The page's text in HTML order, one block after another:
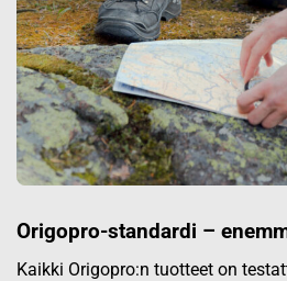
Origopro-standardi –
Kaikki Origopro:n tuotteet on